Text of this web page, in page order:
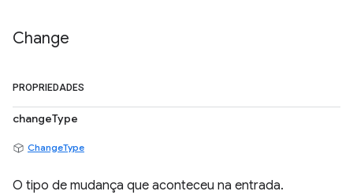
Change
PROPRIEDADES
changeType
ChangeType
O tipo de mudança que aconteceu na entrada.